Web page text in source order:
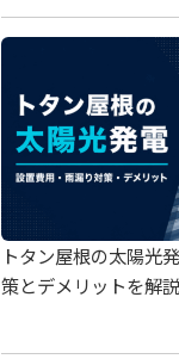
トタン屋根の太陽光
策とデメリットを解説